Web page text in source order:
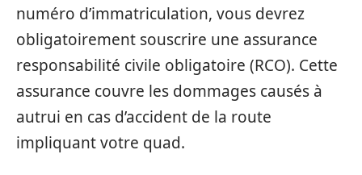
numéro d’immatriculation, vous devrez
obligatoirement souscrire une assurance
responsabilité civile obligatoire (RCO). Cette
assurance couvre les dommages causés à
autrui en cas d’accident de la route
impliquant votre quad.